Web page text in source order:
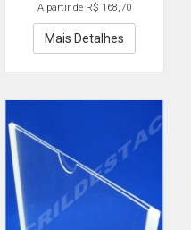
A partir de R$ 168,70
Mais Detalhes